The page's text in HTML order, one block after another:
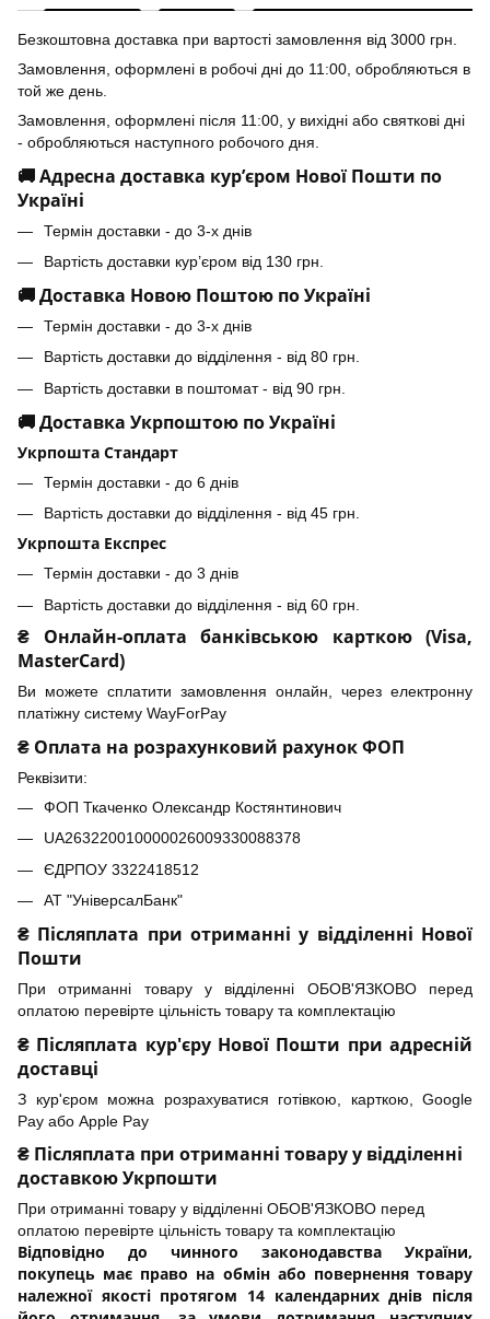
Безкоштовна доставка при вартості замовлення від 3000 грн.
Замовлення, оформлені в робочі дні до 11:00, обробляються в
той же день.
Замовлення, оформлені після 11:00, у вихідні або святкові дні
- обробляються наступного робочого дня.
🚚 Адресна доставка кур’єром Нової Пошти по
Україні
Термін доставки - до 3-х днів
Вартість доставки кур’єром від 130 грн.
🚚 Доставка Новою Поштою по Україні
Термін доставки - до 3-х днів
Вартість доставки до відділення - від 80 грн.
Вартість доставки в поштомат - від 90 грн.
🚚 Доставка Укрпоштою по Україні
Укрпошта Стандарт
Термін доставки - до 6 днів
Вартість доставки до відділення - від 45 грн.
Укрпошта Експрес
Термін доставки - до 3 днів
Вартість доставки до відділення - від 60 грн.
₴ Онлайн-оплата банківською карткою (Visa,
MasterCard)
Ви можете сплатити замовлення онлайн, через електронну
платіжну систему WayForPay
₴ Оплата на розрахунковий рахунок ФОП
Реквізити:
ФОП Ткаченко Олександр Костянтинович
UA263220010000026009330088378
ЄДРПОУ 3322418512
АТ "УніверсалБанк"
₴ Післяплата при отриманні у відділенні Нової
Пошти
При отриманні товару у відділенні ОБОВ'ЯЗКОВО перед
оплатою перевірте цільність товару та комплектацію
₴ Післяплата кур'єру Нової Пошти при адресній
доставці
З кур'єром можна розрахуватися готівкою, карткою, Google
Pay або Apple Pay
₴ Післяплата при отриманні товару у відділенні
доставкою Укрпошти
При отриманні товару у відділенні ОБОВ'ЯЗКОВО перед
оплатою перевірте цільність товару та комплектацію
Відповідно до чинного законодавства України,
покупець має право на обмін або повернення товару
належної якості протягом 14 календарних днів після